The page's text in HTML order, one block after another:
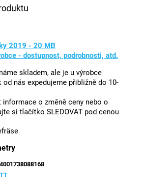
2019 - 20 MB
- dostupnost, podrobnosti, atd.
skladem, ale je u výrobce
nás expedujeme přibližně do 10-
o změně ceny nebo o
si tlačítko SLEDOVAT pod cenou
4001738088168
TT